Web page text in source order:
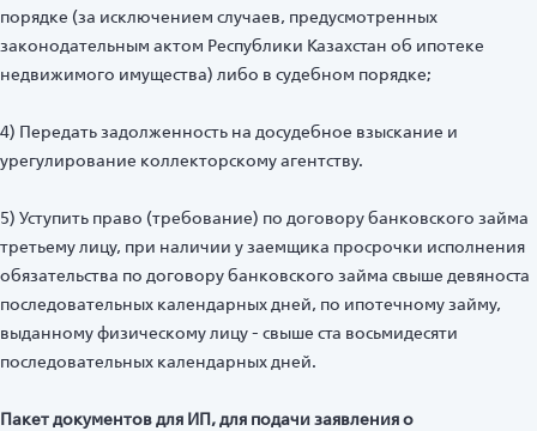
порядке (за исключением случаев, предусмотренных
законодательным актом Республики Казахстан об ипотеке
недвижимого имущества) либо в судебном порядке;
4) Передать задолженность на досудебное взыскание и
урегулирование коллекторскому агентству.
5) Уступить право (требование) по договору банковского займа
третьему лицу, при наличии у заемщика просрочки исполнения
обязательства по договору банковского займа свыше девяноста
последовательных календарных дней, по ипотечному займу,
выданному физическому лицу - свыше ста восьмидесяти
последовательных календарных дней.
Пакет документов для ИП, для подачи заявления о